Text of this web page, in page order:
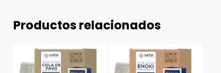
Productos relacionados